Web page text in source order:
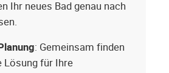
Ihr neues Bad genau nach
: Gemeinsam finden
Lösung für Ihre